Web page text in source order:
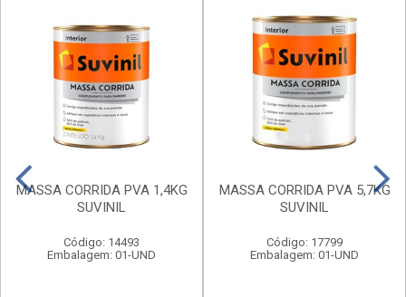
MASSA CORRIDA PVA 1,4KG
SUVINIL
Código: 14493
Embalagem: 01-UND
MASSA CORRIDA PVA 5,7KG
SUVINIL
Código: 17799
Embalagem: 01-UND